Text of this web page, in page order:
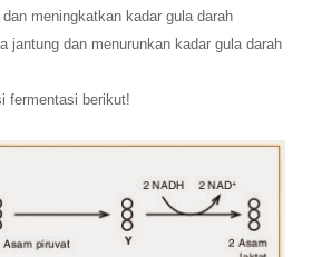
meningkatkan kadar gula darah
jantung dan menurunkan kadar gula darah
fermentasi berikut!